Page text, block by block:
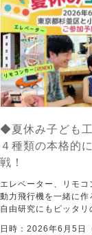
◆夏休み子ども
４種類の本格的
戦！
エレベーター、リモ
動力飛行機を一緒に
自由研究にもピッタリ
日時：2026年6月5日